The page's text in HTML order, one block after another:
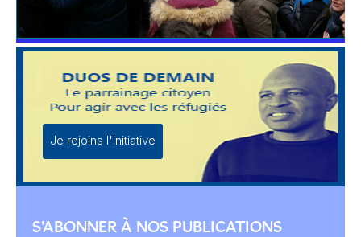
Je rejoins l'initiative
S'ABONNER À NOS PUBLICATIONS